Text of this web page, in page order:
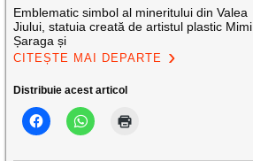
Emblematic simbol al mineritului din Valea
Jiului, statuia creată de artistul plastic Mimi
Șaraga și
CITEȘTE MAI DEPARTE
Distribuie acest articol